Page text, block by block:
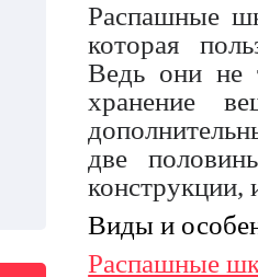
Распашные
которая
Ведь они не
хранение
две
Виды и
Распашные